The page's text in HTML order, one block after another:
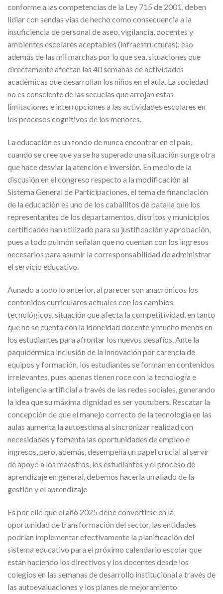
conforme a las competencias de la Ley 715 de 2001, deben
lidiar con sendas vías de hecho como consecuencia a la
insuficiencia de personal de aseo, vigilancia, docentes y
ambientes escolares aceptables (infraestructuras); eso
además de las mil marchas por lo que sea, situaciones que
directamente afectan las 40 semanas de actividades
académicas que desarrollan los niños en el aula. La sociedad
no es consciente de las secuelas que arrojan estas
limitaciones e interrupciones a las actividades escolares en
los procesos cognitivos de los menores.
La educación es un fondo de nunca encontrar en el país,
cuando se cree que ya se ha superado una situación surge otra
que hace desviar la atención e inversión. En medio de la
discusión en el congreso respecto a la modificación al
Sistema General de Participaciones, el tema de financiación
de la educación es uno de los caballitos de batalla que los
representantes de los departamentos, distritos y municipios
certificados han utilizado para su justificación y aprobación,
pues a todo pulmón señalan que no cuentan con los ingresos
necesarios para asumir la corresponsabilidad de administrar
el servicio educativo.
Aunado a todo lo anterior, al parecer son anacrónicos los
contenidos curriculares actuales con los cambios
tecnológicos, situación que afecta la competitividad, en tanto
que no se cuenta con la idoneidad docente y mucho menos en
los estudiantes para afrontar los nuevos desafíos. Ante la
paquidérmica inclusión de la innovación por carencia de
equipos y formación, los estudiantes se forman en contenidos
irrelevantes, pues apenas tienen roce con la tecnología e
inteligencia artificial a través de las redes sociales, generando
la idea que su máxima dignidad es ser youtubers. Rescatar la
concepción de que el manejo correcto de la tecnología en las
aulas aumenta la autoestima al sincronizar realidad con
necesidades y fomenta las oportunidades de empleo e
ingresos, pero, además, desempeña un papel crucial al servir
de apoyo a los maestros, los estudiantes y el proceso de
aprendizaje en general, debemos hacerla un aliado de la
gestión y el aprendizaje
Es por ello que el año 2025 debe convertirse en la
oportunidad de transformación del sector, las entidades
podrían implementar efectivamente la planificación del
sistema educativo para el próximo calendario escolar que
están haciendo los directivos y los docentes desde los
colegios en las semanas de desarrollo institucional a través de
las autoevaluaciones y los planes de mejoramiento